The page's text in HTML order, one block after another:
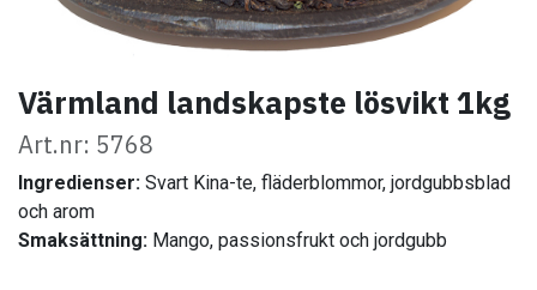
Värmland landskapste lösvikt 1kg
Art.nr: 5768
Ingredienser: Svart Kina-te, fläderblommor, jordgubbsblad
och arom
Smaksättning: Mango, passionsfrukt och jordgubb